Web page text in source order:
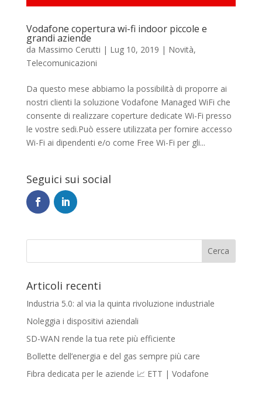
Vodafone copertura wi-fi indoor piccole e
grandi aziende
da Massimo Cerutti | Lug 10, 2019 | Novità,
Telecomunicazioni
Da questo mese abbiamo la possibilità di proporre ai
nostri clienti la soluzione Vodafone Managed WiFi che
consente di realizzare coperture dedicate Wi-Fi presso
le vostre sedi.Può essere utilizzata per fornire accesso
Wi-Fi ai dipendenti e/o come Free Wi-Fi per gli...
Seguici sui social
Articoli recenti
Industria 5.0: al via la quinta rivoluzione industriale
Noleggia i dispositivi aziendali
SD-WAN rende la tua rete più efficiente
Bollette dell’energia e del gas sempre più care
Fibra dedicata per le aziende 📈 ETT | Vodafone